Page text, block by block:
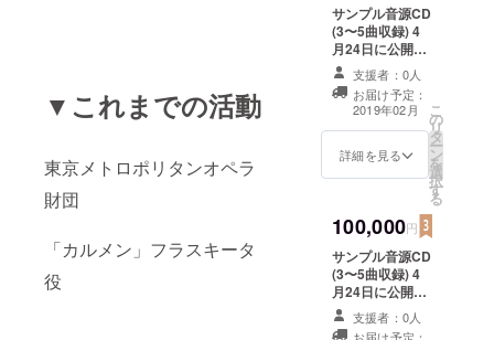
▼これまでの活動
東京メトロポリタンオペラ
財団
「カルメン」フラスキータ
役
サンプル音源CD
(3〜5曲収録) 4
月24日に公開予
定のオペレッタ
「こうもり」の
チケットを提供
致します。 お電
話で直接お礼を
言わせて下さ
い。 お電話は非
支援者：0人
お届け予定：
2019年02月
詳細を見る
こ
の
リ
タ
ー
ン
を
選
択
す
る
100,000円
サンプル音源CD
(3〜5曲収録) 4
月24日に公開予
定のオペレッタ
「こうもり」の
支援者：0人